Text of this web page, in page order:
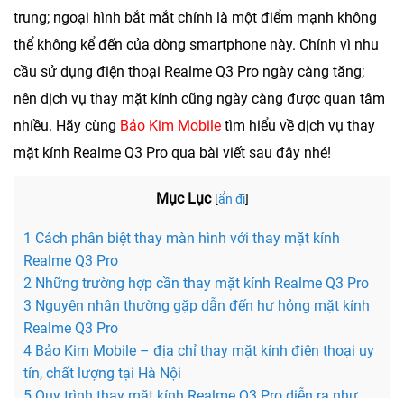
trung; ngoại hình bắt mắt chính là một điểm mạnh không
thể không kể đến của dòng smartphone này. Chính vì nhu
cầu sử dụng điện thoại Realme Q3 Pro ngày càng tăng;
nên dịch vụ thay mặt kính cũng ngày càng được quan tâm
nhiều. Hãy cùng Bảo Kim Mobile tìm hiểu về dịch vụ thay
mặt kính Realme Q3 Pro qua bài viết sau đây nhé!
Mục Lục [ẩn đi]
1 Cách phân biệt thay màn hình với thay mặt kính
Realme Q3 Pro
2 Những trường hợp cần thay mặt kính Realme Q3 Pro
3 Nguyên nhân thường gặp dẫn đến hư hỏng mặt kính
Realme Q3 Pro
4 Bảo Kim Mobile – địa chỉ thay mặt kính điện thoại uy
tín, chất lượng tại Hà Nội